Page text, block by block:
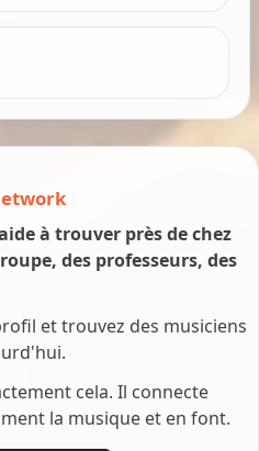
à trouver près de chez
des professeurs, des
et trouvez des musiciens
cela. Il connecte
la musique et en font.